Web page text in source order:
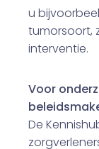
u
tumorsoort,
interventie.
Voor
De